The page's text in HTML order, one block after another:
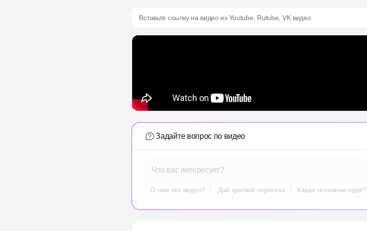
Вставьте ссылку на видео из Youtube, Rutube, VK видео
Задайте вопрос по видео
Что вас интересует?
О чем это видео? Дай краткий пересказ Какая основная идея?